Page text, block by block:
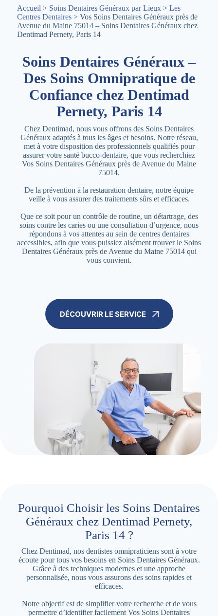
Accueil > Soins Dentaires Généraux par Lieux > Les
Centres Dentaires > Vos Soins Dentaires Généraux près de
Avenue du Maine 75014 – Soins Dentaires Généraux chez
Dentimad Pernety, Paris 14
Soins Dentaires Généraux –
Des Soins Omnipratique de
Confiance chez Dentimad
Pernety, Paris 14
Chez Dentimad, nous vous offrons des Soins Dentaires
Généraux adaptés à tous les âges et besoins. Notre réseau,
met à votre disposition des professionnels qualifiés pour
assurer votre santé bucco-dentaire, que vous recherchiez
Vos Soins Dentaires Généraux près de Avenue du Maine
75014.
De la prévention à la restauration dentaire, notre équipe
veille à vous assurer des traitements sûrs et efficaces.
Que ce soit pour un contrôle de routine, un détartrage, des
soins contre les caries ou une consultation d’urgence, nous
répondons à vos attentes au sein de centres dentaires
accessibles, afin que vous puissiez aisément trouver le Soins
Dentaires Généraux près de Avenue du Maine 75014 qui
vous convient.
DÉCOUVRIR LE SERVICE
Pourquoi Choisir les Soins Dentaires
Généraux chez Dentimad Pernety,
Paris 14 ?
Chez Dentimad, nos dentistes omnipraticiens sont à votre
écoute pour tous vos besoins en Soins Dentaires Généraux.
Grâce à des techniques modernes et une approche
personnalisée, nous vous assurons des soins rapides et
efficaces.
Notre objectif est de simplifier votre recherche et de vous
permettre d’identifier facilement Vos Soins Dentaires